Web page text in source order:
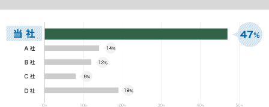
サイズについて
窓つきについて
マチつき封筒について